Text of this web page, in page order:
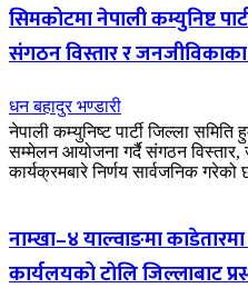
सिमकोटमा नेपाली कम्युनिष्ट
संगठन विस्तार र जनजीविकाका
धन बहादुर भण्डारी
नेपाली कम्युनिष्ट पार्टी जिल्ला
सम्मेलन आयोजना गर्दै संगठन
कार्यक्रमबारे निर्णय सार्वजनिक गरेको
नाम्खा–४ याल्वाङमा
कार्यलयको टोलि जिल्लाबाट